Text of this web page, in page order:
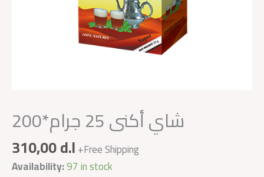
شاي أكنى 25 جرام*200
310,00d.l+Free Shipping
Availability:97 in stock